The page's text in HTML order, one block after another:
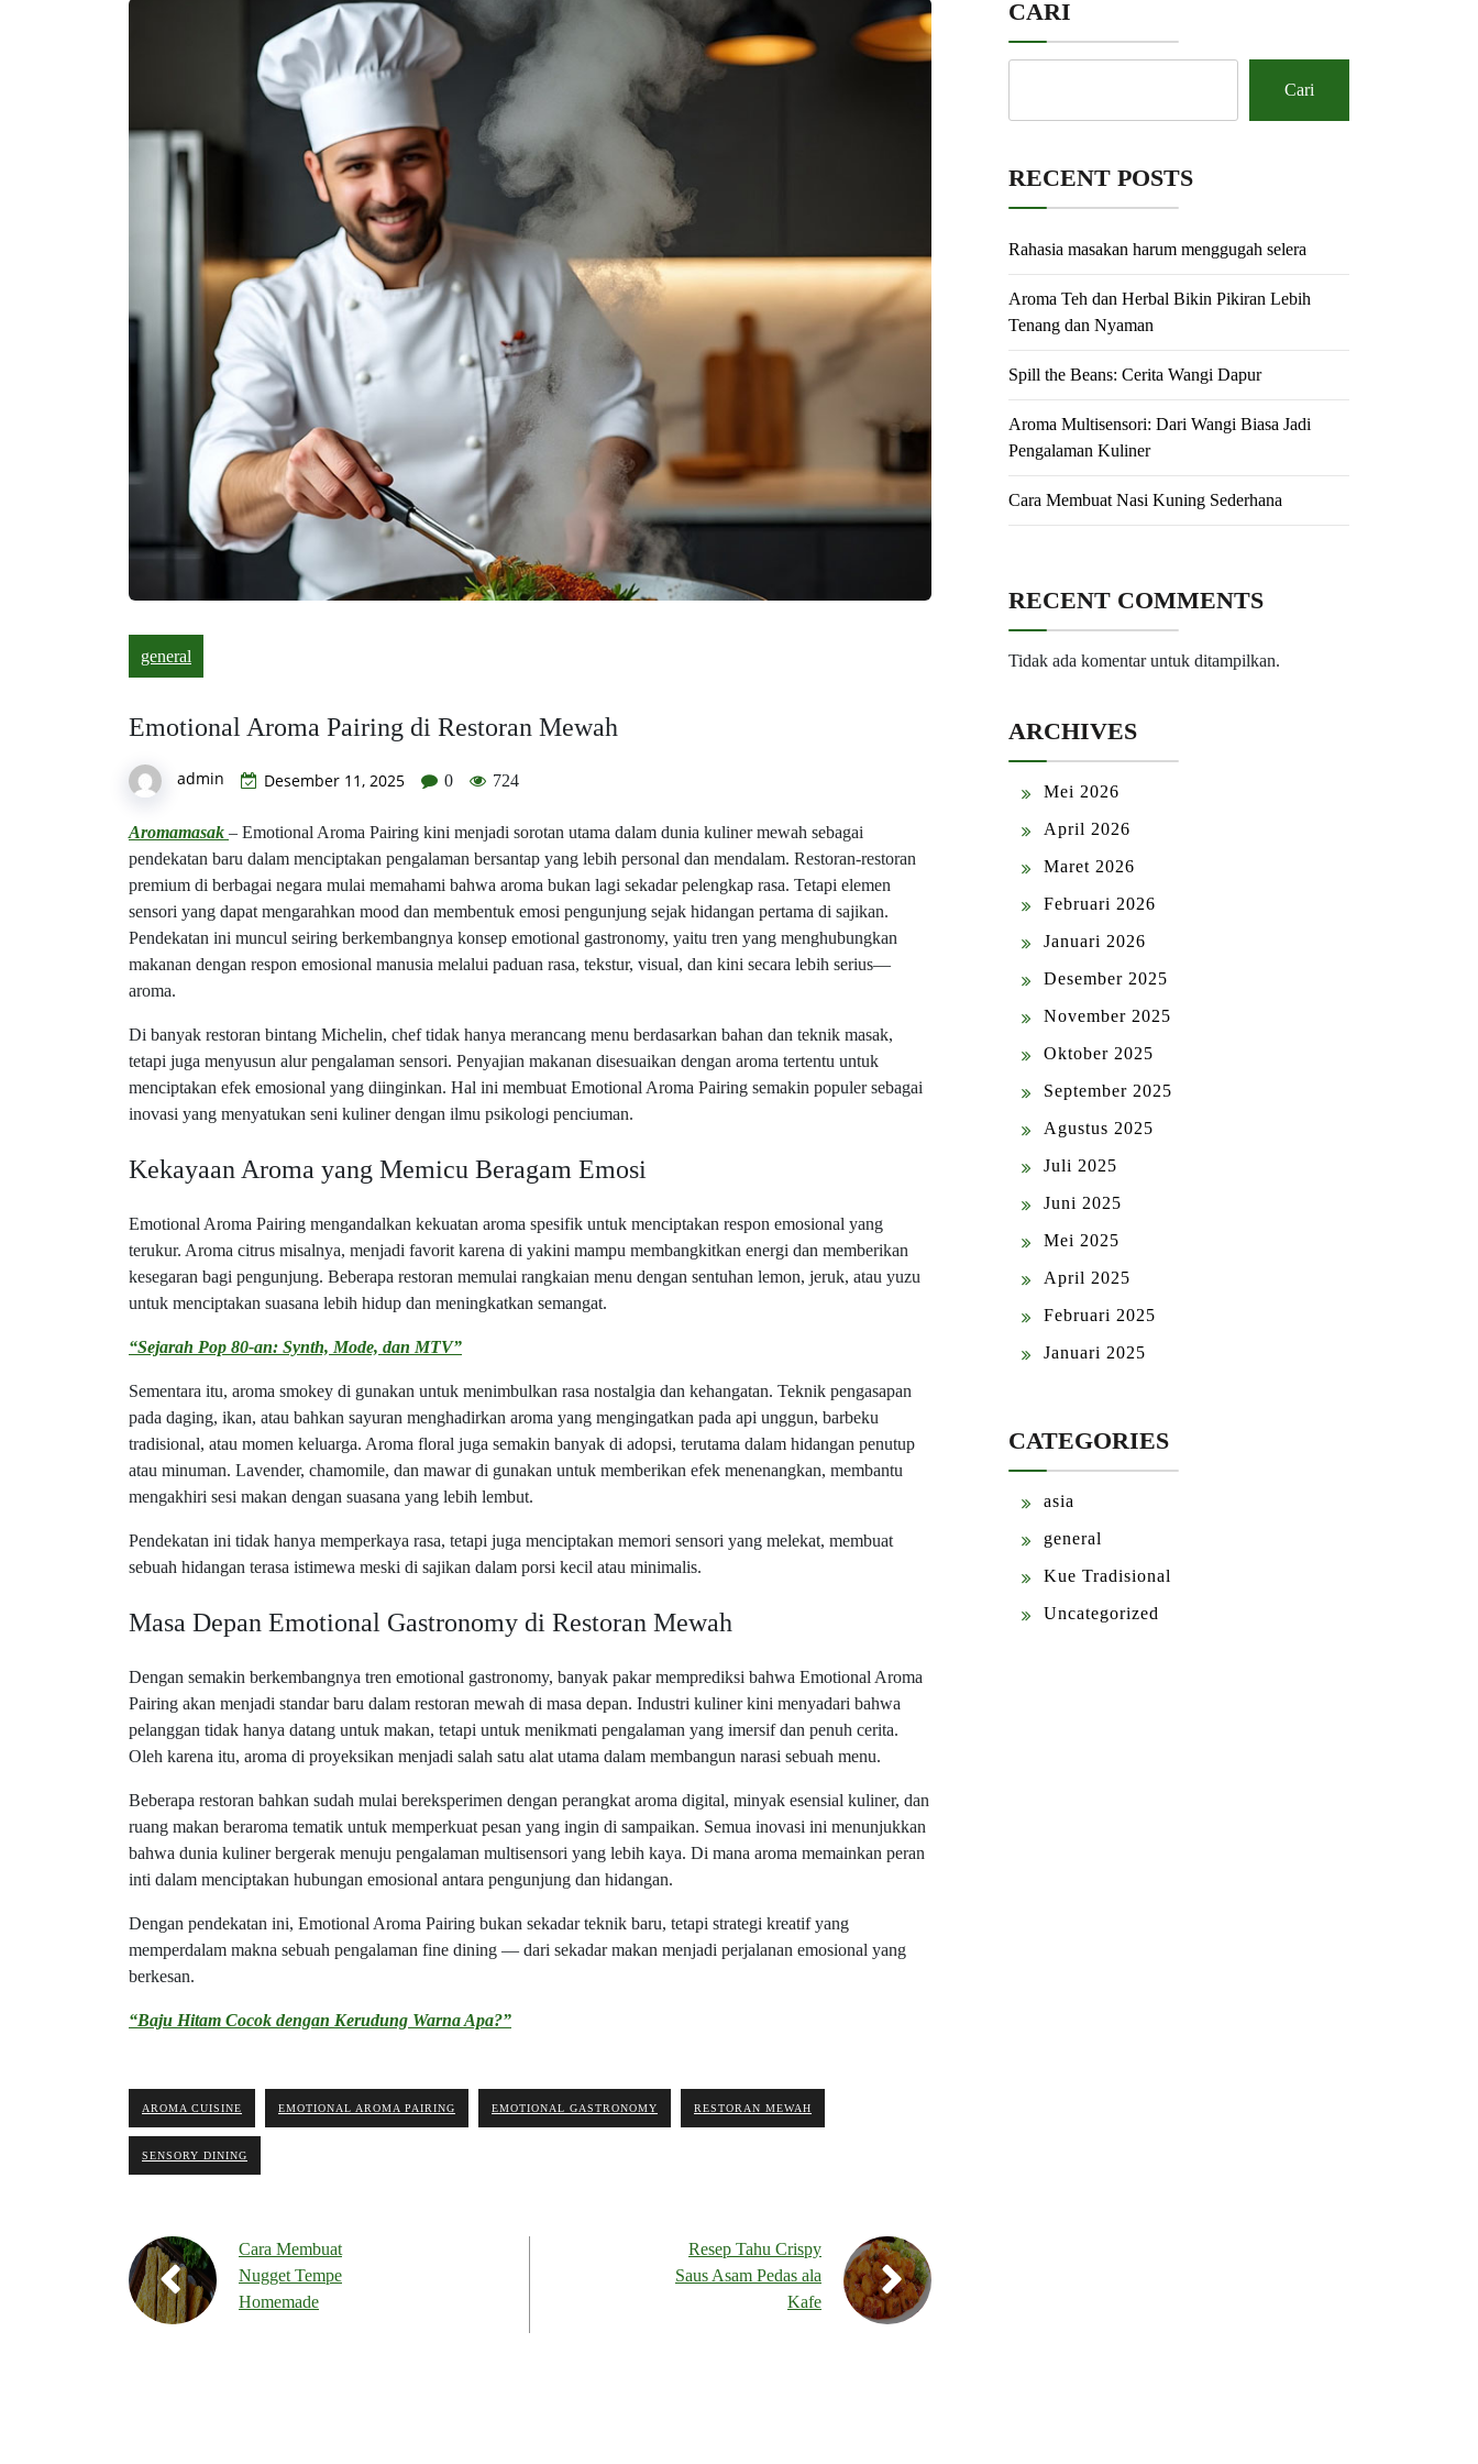
general
Emotional Aroma Pairing di Restoran Mewah
admin Desember 11, 2025 0 724
Aromamasak – Emotional Aroma Pairing kini menjadi sorotan utama dalam dunia kuliner mewah sebagai
pendekatan baru dalam menciptakan pengalaman bersantap yang lebih personal dan mendalam. Restoran-restoran
premium di berbagai negara mulai memahami bahwa aroma bukan lagi sekadar pelengkap rasa. Tetapi elemen
sensori yang dapat mengarahkan mood dan membentuk emosi pengunjung sejak hidangan pertama di sajikan.
Pendekatan ini muncul seiring berkembangnya konsep emotional gastronomy, yaitu tren yang menghubungkan
makanan dengan respon emosional manusia melalui paduan rasa, tekstur, visual, dan kini secara lebih serius—
aroma.
Di banyak restoran bintang Michelin, chef tidak hanya merancang menu berdasarkan bahan dan teknik masak,
tetapi juga menyusun alur pengalaman sensori. Penyajian makanan disesuaikan dengan aroma tertentu untuk
menciptakan efek emosional yang diinginkan. Hal ini membuat Emotional Aroma Pairing semakin populer sebagai
inovasi yang menyatukan seni kuliner dengan ilmu psikologi penciuman.
Kekayaan Aroma yang Memicu Beragam Emosi
Emotional Aroma Pairing mengandalkan kekuatan aroma spesifik untuk menciptakan respon emosional yang
terukur. Aroma citrus misalnya, menjadi favorit karena di yakini mampu membangkitkan energi dan memberikan
kesegaran bagi pengunjung. Beberapa restoran memulai rangkaian menu dengan sentuhan lemon, jeruk, atau yuzu
untuk menciptakan suasana lebih hidup dan meningkatkan semangat.
“Sejarah Pop 80-an: Synth, Mode, dan MTV”
Sementara itu, aroma smokey di gunakan untuk menimbulkan rasa nostalgia dan kehangatan. Teknik pengasapan
pada daging, ikan, atau bahkan sayuran menghadirkan aroma yang mengingatkan pada api unggun, barbeku
tradisional, atau momen keluarga. Aroma floral juga semakin banyak di adopsi, terutama dalam hidangan penutup
atau minuman. Lavender, chamomile, dan mawar di gunakan untuk memberikan efek menenangkan, membantu
mengakhiri sesi makan dengan suasana yang lebih lembut.
Pendekatan ini tidak hanya memperkaya rasa, tetapi juga menciptakan memori sensori yang melekat, membuat
sebuah hidangan terasa istimewa meski di sajikan dalam porsi kecil atau minimalis.
Masa Depan Emotional Gastronomy di Restoran Mewah
Dengan semakin berkembangnya tren emotional gastronomy, banyak pakar memprediksi bahwa Emotional Aroma
Pairing akan menjadi standar baru dalam restoran mewah di masa depan. Industri kuliner kini menyadari bahwa
pelanggan tidak hanya datang untuk makan, tetapi untuk menikmati pengalaman yang imersif dan penuh cerita.
Oleh karena itu, aroma di proyeksikan menjadi salah satu alat utama dalam membangun narasi sebuah menu.
Beberapa restoran bahkan sudah mulai bereksperimen dengan perangkat aroma digital, minyak esensial kuliner, dan
ruang makan beraroma tematik untuk memperkuat pesan yang ingin di sampaikan. Semua inovasi ini menunjukkan
bahwa dunia kuliner bergerak menuju pengalaman multisensori yang lebih kaya. Di mana aroma memainkan peran
inti dalam menciptakan hubungan emosional antara pengunjung dan hidangan.
Dengan pendekatan ini, Emotional Aroma Pairing bukan sekadar teknik baru, tetapi strategi kreatif yang
memperdalam makna sebuah pengalaman fine dining — dari sekadar makan menjadi perjalanan emosional yang
berkesan.
“Baju Hitam Cocok dengan Kerudung Warna Apa?”
AROMA CUISINE EMOTIONAL AROMA PAIRING EMOTIONAL GASTRONOMY RESTORAN MEWAH
SENSORY DINING
Cara Membuat
Nugget Tempe
Homemade
Resep Tahu Crispy
Saus Asam Pedas ala
Kafe
CARI
Cari
RECENT POSTS
Rahasia masakan harum menggugah selera
Aroma Teh dan Herbal Bikin Pikiran Lebih
Tenang dan Nyaman
Spill the Beans: Cerita Wangi Dapur
Aroma Multisensori: Dari Wangi Biasa Jadi
Pengalaman Kuliner
Cara Membuat Nasi Kuning Sederhana
RECENT COMMENTS
Tidak ada komentar untuk ditampilkan.
ARCHIVES
Mei 2026
April 2026
Maret 2026
Februari 2026
Januari 2026
Desember 2025
November 2025
Oktober 2025
September 2025
Agustus 2025
Juli 2025
Juni 2025
Mei 2025
April 2025
Februari 2025
Januari 2025
CATEGORIES
asia
general
Kue Tradisional
Uncategorized